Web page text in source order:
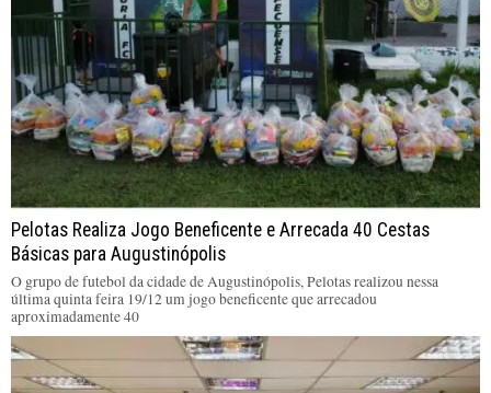
Pelotas Realiza Jogo Beneficente e Arrecada 40 Cestas
Básicas para Augustinópolis
O grupo de futebol da cidade de Augustinópolis, Pelotas realizou nessa
última quinta feira 19/12 um jogo beneficente que arrecadou
aproximadamente 40